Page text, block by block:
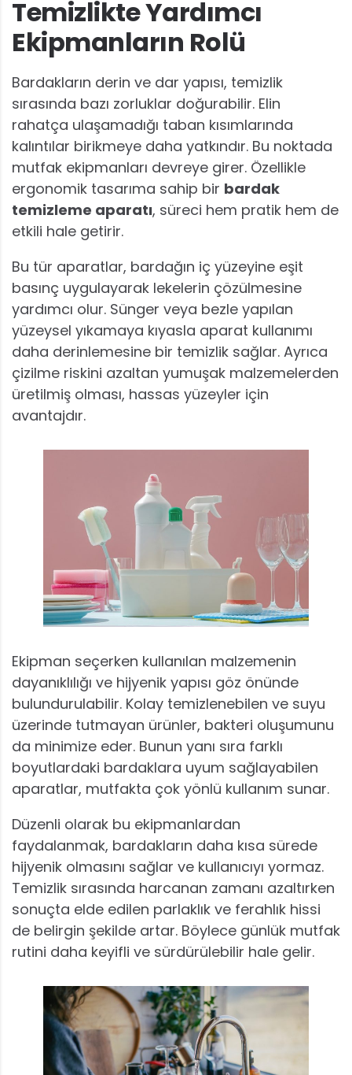
Temizlikte Yardımcı
Ekipmanların Rolü
Bardakların derin ve dar yapısı, temizlik
sırasında bazı zorluklar doğurabilir. Elin
rahatça ulaşamadığı taban kısımlarında
kalıntılar birikmeye daha yatkındır. Bu noktada
mutfak ekipmanları devreye girer. Özellikle
ergonomik tasarıma sahip bir bardak
temizleme aparatı, süreci hem pratik hem de
etkili hale getirir.
Bu tür aparatlar, bardağın iç yüzeyine eşit
basınç uygulayarak lekelerin çözülmesine
yardımcı olur. Sünger veya bezle yapılan
yüzeysel yıkamaya kıyasla aparat kullanımı
daha derinlemesine bir temizlik sağlar. Ayrıca
çizilme riskini azaltan yumuşak malzemelerden
üretilmiş olması, hassas yüzeyler için
avantajdır.
Ekipman seçerken kullanılan malzemenin
dayanıklılığı ve hijyenik yapısı göz önünde
bulundurulabilir. Kolay temizlenebilen ve suyu
üzerinde tutmayan ürünler, bakteri oluşumunu
da minimize eder. Bunun yanı sıra farklı
boyutlardaki bardaklara uyum sağlayabilen
aparatlar, mutfakta çok yönlü kullanım sunar.
Düzenli olarak bu ekipmanlardan
faydalanmak, bardakların daha kısa sürede
hijyenik olmasını sağlar ve kullanıcıyı yormaz.
Temizlik sırasında harcanan zamanı azaltırken
sonuçta elde edilen parlaklık ve ferahlık hissi
de belirgin şekilde artar. Böylece günlük mutfak
rutini daha keyifli ve sürdürülebilir hale gelir.